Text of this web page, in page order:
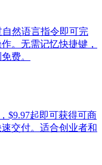
自然语言指令即可完
。无需记忆快捷键，
费。
$9.97起即可获得可商
交付。适合创业者和